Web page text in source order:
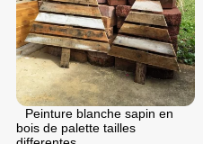
Peinture blanche sapin en
bois de palette tailles